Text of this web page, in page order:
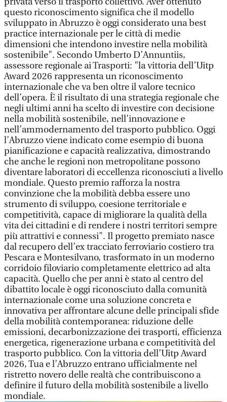
questo riconoscimento significa che il modello
sviluppato in Abruzzo è oggi considerato una best
practice internazionale per le città di medie
dimensioni che intendono investire nella mobilità
sostenibile". Secondo Umberto D’Annuntiis,
assessore regionale ai Trasporti: "la vittoria dell’Uitp
Award 2026 rappresenta un riconoscimento
internazionale che va ben oltre il valore tecnico
dell’opera. È il risultato di una strategia regionale che
negli ultimi anni ha scelto di investire con decisione
nella mobilità sostenibile, nell’innovazione e
nell’ammodernamento del trasporto pubblico. Oggi
l’Abruzzo viene indicato come esempio di buona
pianificazione e capacità realizzativa, dimostrando
che anche le regioni non metropolitane possono
diventare laboratori di eccellenza riconosciuti a livello
mondiale. Questo premio rafforza la nostra
convinzione che la mobilità debba essere uno
strumento di sviluppo, coesione territoriale e
competitività, capace di migliorare la qualità della
vita dei cittadini e di rendere i nostri territori sempre
più attrattivi e connessi". Il progetto premiato nasce
dal recupero dell’ex tracciato ferroviario costiero tra
Pescara e Montesilvano, trasformato in un moderno
corridoio filoviario completamente elettrico ad alta
capacità. Quello che per anni è stato al centro del
dibattito locale è oggi riconosciuto dalla comunità
internazionale come una soluzione concreta e
innovativa per affrontare alcune delle principali sfide
della mobilità contemporanea: riduzione delle
emissioni, decarbonizzazione dei trasporti, efficienza
energetica, rigenerazione urbana e competitività del
trasporto pubblico. Con la vittoria dell’Uitp Award
2026, Tua e l’Abruzzo entrano ufficialmente nel
ristretto novero delle realtà che contribuiscono a
definire il futuro della mobilità sostenibile a livello
mondiale.